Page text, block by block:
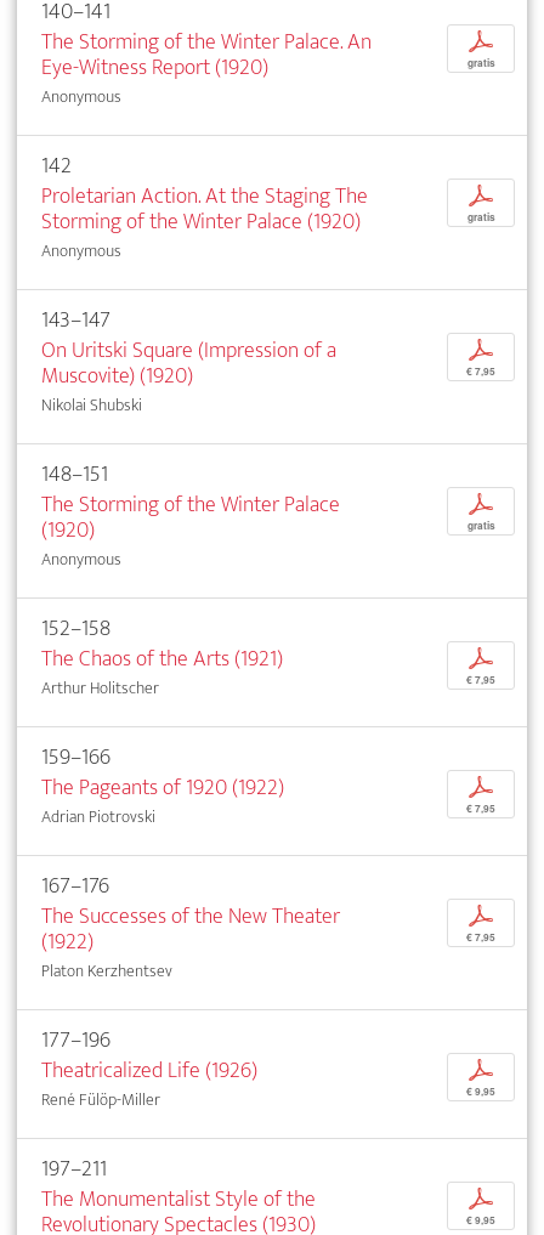
140–141
The Storming of the Winter Palace. An
Eye-Witness Report (1920)
Anonymous
p
gratis
142
Proletarian Action. At the Staging The
Storming of the Winter Palace (1920)
Anonymous
p
gratis
143–147
On Uritski Square (Impression of a
Muscovite) (1920)
Nikolai Shubski
p
€ 7,95
148–151
The Storming of the Winter Palace
(1920)
Anonymous
p
gratis
152–158
The Chaos of the Arts (1921)
Arthur Holitscher
p
€ 7,95
159–166
The Pageants of 1920 (1922)
Adrian Piotrovski
p
€ 7,95
167–176
The Successes of the New Theater
(1922)
Platon Kerzhentsev
p
€ 7,95
177–196
Theatricalized Life (1926)
René Fülöp-Miller
p
€ 9,95
197–211
The Monumentalist Style of the
Revolutionary Spectacles (1930)
p
€ 9,95